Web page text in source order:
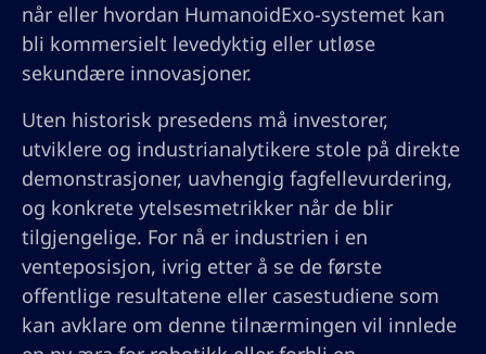
når eller hvordan HumanoidExo-systemet kan
bli kommersielt levedyktig eller utløse
sekundære innovasjoner.
Uten historisk presedens må investorer,
utviklere og industrianalytikere stole på direkte
demonstrasjoner, uavhengig fagfellevurdering,
og konkrete ytelsesmetrikker når de blir
tilgjengelige. For nå er industrien i en
venteposisjon, ivrig etter å se de første
offentlige resultatene eller casestudiene som
kan avklare om denne tilnærmingen vil innlede